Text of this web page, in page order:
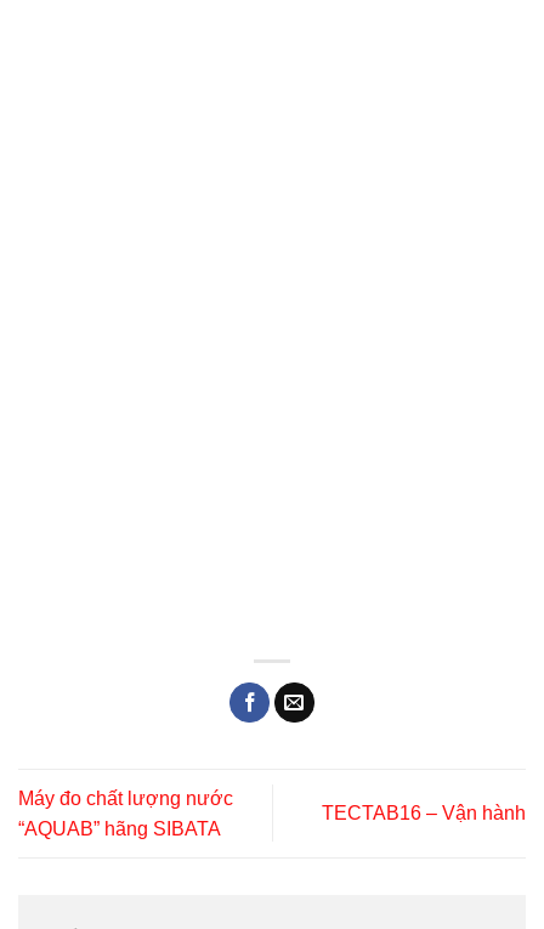
Máy đo chất lượng nước
“AQUAB” hãng SIBATA
TECTAB16 – Vận hành